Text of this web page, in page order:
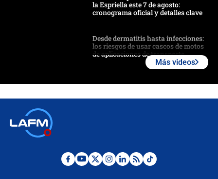
la Espriella este 7 de agosto:
cronograma oficial y detalles clave
Desde dermatitis hasta infecciones:
los riesgos de usar cascos de motos
de aplicaciones de transporte
celular? Requisitos, pasos y
Posesión de Abelardo De La Espriella
Más videos